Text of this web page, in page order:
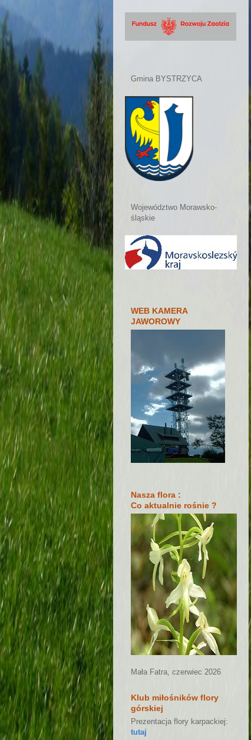
Gmina BYSTRZYCA
Województwo Morawsko-
śląskie
WEB KAMERA
JAWOROWY
Nasza flora :
Co aktualnie rośnie ?
Mała Fatra, czerwiec 2026
Klub miłośników flory
górskiej
Prezentacja flory karpackiej:
tutaj